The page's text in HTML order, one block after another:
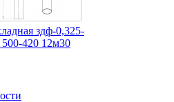
здф-0,325-
500-420 12м30